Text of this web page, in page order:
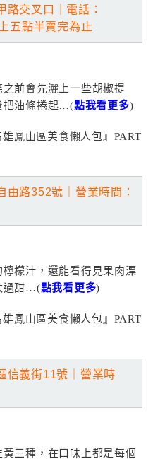
路交叉口｜電話 ：
五點半賣完為止
前會先灑上一些胡椒提
把油條捲起…(點我看更多)
由路352號｜營業時間：
檬汁，還能看得見果肉漂
過甜…(點我看更多)
信義街11號｜營業時
三種，在口味上都是每個